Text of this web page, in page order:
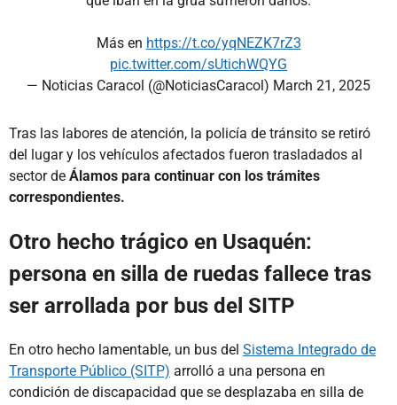
Más en https://t.co/yqNEZK7rZ3
pic.twitter.com/sUtichWQYG
— Noticias Caracol (@NoticiasCaracol) March 21, 2025
Tras las labores de atención, la policía de tránsito se retiró
del lugar y los vehículos afectados fueron trasladados al
sector de Álamos para continuar con los trámites
correspondientes.
Otro hecho trágico en Usaquén:
persona en silla de ruedas fallece tras
ser arrollada por bus del SITP
En otro hecho lamentable, un bus del Sistema Integrado de
Transporte Público (SITP) arrolló a una persona en
condición de discapacidad que se desplazaba en silla de